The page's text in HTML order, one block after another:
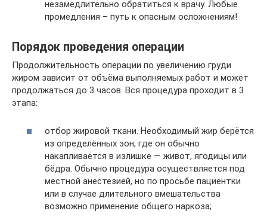
незамедлительно обратиться к врачу. Любые
промедления – путь к опасным осложнениям!
Порядок проведения операции
Продолжительность операции по увеличению груди
жиром зависит от объёма выполняемых работ и может
продолжаться до 3 часов. Вся процедура проходит в 3
этапа:
отбор жировой ткани. Необходимый жир берётся
из определённых зон, где он обычно
накапливается в излишке — живот, ягодицы или
бёдра. Обычно процедура осуществляется под
местной анестезией, но по просьбе пациентки
или в случае длительного вмешательства
возможно применение общего наркоза;